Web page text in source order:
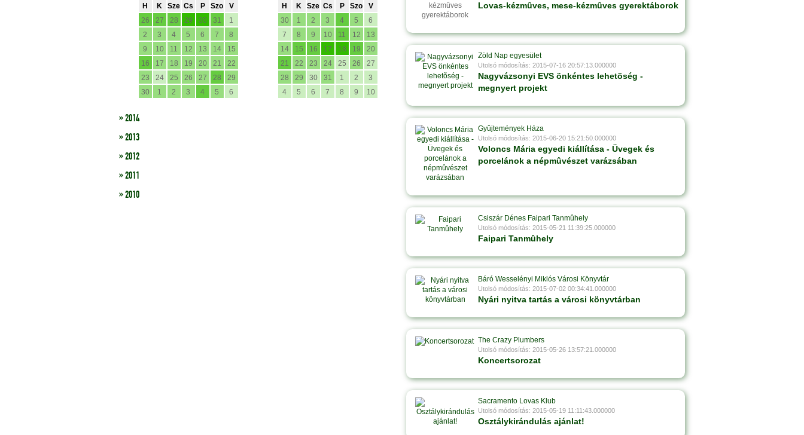
H K Sze Cs P Szo
V
26
27 28 29 30 31
1
2
3 4 5 6 7
8
9
10 11 12 13 14
15
16
17 18 19 20 21
22
23
24 25 26 27 28
29
30
1 2 3 4 5 6
H K Sze Cs P Szo
V
30
1 2 3 4 5
6
7
8 9 10 11 12
13
14
15 16 17 18 19
20
21
22 23 24 25 26
27
28
29 30 31 1 2
3
4
5 6 7 8 9 10
» 2014
» 2013
» 2012
» 2011
» 2010
Lovas-kézmûves, mese-kézmûves gyerektáborok
Zöld Nap egyesület
Utolsó módosítás: 2015-07-16 20:57:13.000000
Nagyvázsonyi EVS önkéntes lehetõség -
megnyert projekt
Gyûjtemények Háza
Utolsó módosítás: 2015-06-20 15:21:50.000000
Voloncs Mária egyedi kiállítása - Üvegek és
porcelánok a népmûvészet varázsában
Csiszár Dénes Faipari Tanmûhely
Utolsó módosítás: 2015-05-21 11:39:25.000000
Faipari Tanmûhely
Báró Wesselényi Miklós Városi Könyvtár
Utolsó módosítás: 2015-07-02 00:34:41.000000
Nyári nyitva tartás a városi könyvtárban
The Crazy Plumbers
Utolsó módosítás: 2015-05-26 13:57:21.000000
Koncertsorozat
Sacramento Lovas Klub
Utolsó módosítás: 2015-05-19 11:11:43.000000
Osztálykirándulás ajánlat!